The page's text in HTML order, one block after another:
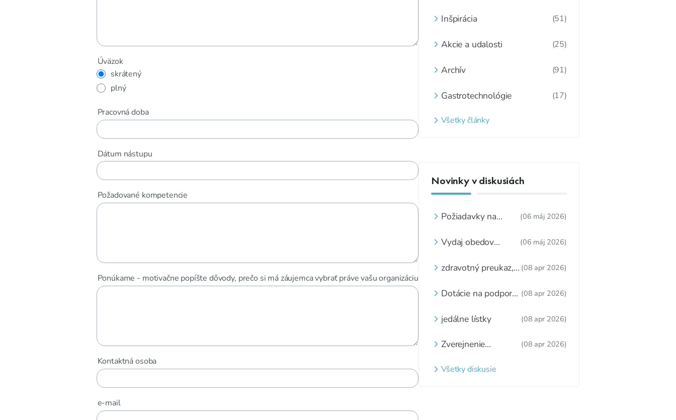
Úväzok
skrátený
plný
Pracovná doba
Dátum nástupu
Požadované kompetencie
Ponúkame - motivačne popíšte dôvody, prečo si má záujemca vybrať práve vašu organizáciu
Kontaktná osoba
e-mail
Inšpirácia (51)
Akcie a udalosti (25)
Archív (91)
Gastrotechnológie (17)
Všetky články
Novinky v diskusiách
Požiadavky na
(06 máj 2026)
Vydaj obedov
zástupcovi
(06 máj 2026)
zdravotný preukaz,
zážitkové varenie
(08 apr 2026)
Dotácie na podporu (08 apr 2026)
jedálne lístky (08 apr 2026)
Zverejnenie
zaradených detí a
nezaradených detí
(08 apr 2026)
Všetky diskusie